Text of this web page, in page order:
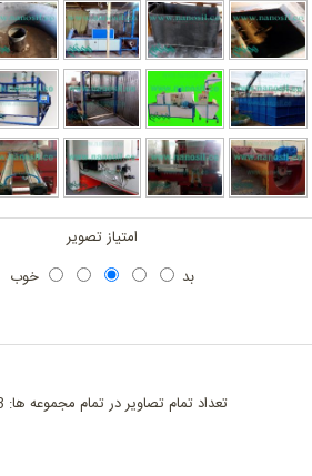
امتیاز تصویر
بد
خوب
تعداد تمام تصاویر در تمام مجموعه ها: 763